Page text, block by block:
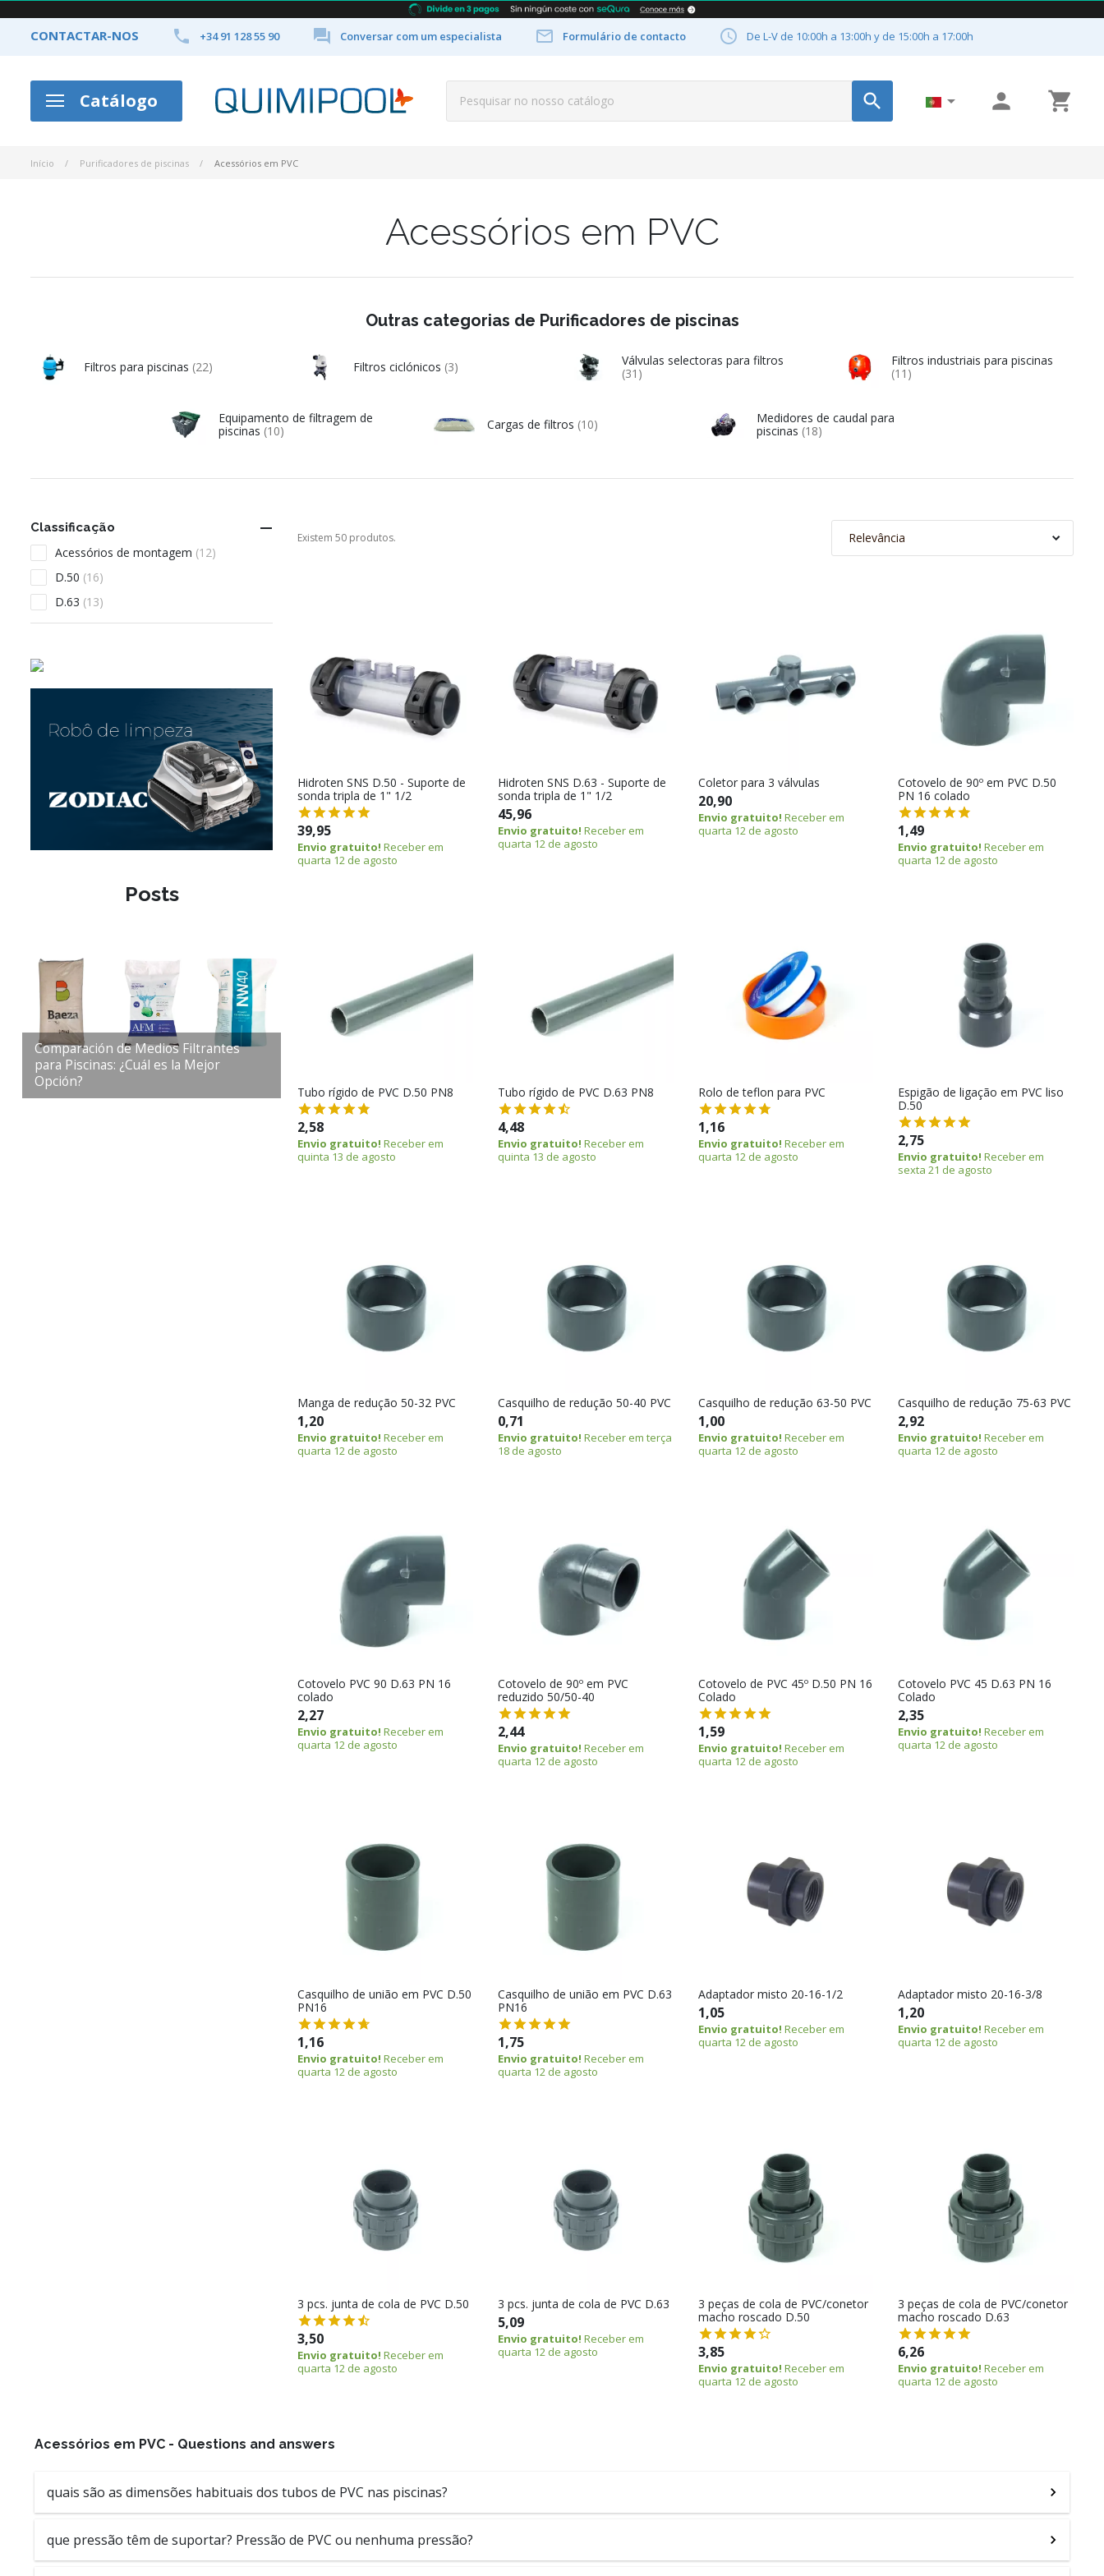
CONTACTAR-NOS  +34 91 128 55 90  Conversar com um especialista  Formulário de contacto  De L-V de 10:00h a 13:00h y de 15:00h a 17:00h
Catálogo    
Início Purificadores de piscinas Acessórios em PVC
Acessórios em PVC
Outras categorias de Purificadores de piscinas
Filtros para piscinas (22) Filtros ciclónicos (3)
Válvulas selectoras para filtros
(31)
Filtros industriais para piscinas
(11)
Equipamento de filtragem de
piscinas (10) Cargas de filtros (10)
Medidores de caudal para
piscinas (18)
Classificação 
Acessórios de montagem (12)
D.50 (16)
D.63 (13)
Posts
Comparación de Medios Filtrantes
para Piscinas: ¿Cuál es la Mejor
Opción?
Existem 50 produtos. Relevância
Hidroten SNS D.50 - Suporte de
sonda tripla de 1" 1/2
39,95
Envio gratuito! Receber em
quarta 12 de agosto
Hidroten SNS D.63 - Suporte de
sonda tripla de 1" 1/2
45,96
Envio gratuito! Receber em
quarta 12 de agosto
Coletor para 3 válvulas
20,90
Envio gratuito! Receber em
quarta 12 de agosto
Cotovelo de 90º em PVC D.50
PN 16 colado
1,49
Envio gratuito! Receber em
quarta 12 de agosto
Tubo rígido de PVC D.50 PN8
2,58
Envio gratuito! Receber em
quinta 13 de agosto
Tubo rígido de PVC D.63 PN8
4,48
Envio gratuito! Receber em
quinta 13 de agosto
Rolo de teflon para PVC
1,16
Envio gratuito! Receber em
quarta 12 de agosto
Espigão de ligação em PVC liso
D.50
2,75
Envio gratuito! Receber em
sexta 21 de agosto
Manga de redução 50-32 PVC
1,20
Envio gratuito! Receber em
quarta 12 de agosto
Casquilho de redução 50-40 PVC
0,71
Envio gratuito! Receber em terça
18 de agosto
Casquilho de redução 63-50 PVC
1,00
Envio gratuito! Receber em
quarta 12 de agosto
Casquilho de redução 75-63 PVC
2,92
Envio gratuito! Receber em
quarta 12 de agosto
Cotovelo PVC 90 D.63 PN 16
colado
2,27
Envio gratuito! Receber em
quarta 12 de agosto
Cotovelo de 90º em PVC
reduzido 50/50-40
2,44
Envio gratuito! Receber em
quarta 12 de agosto
Cotovelo de PVC 45º D.50 PN 16
Colado
1,59
Envio gratuito! Receber em
quarta 12 de agosto
Cotovelo PVC 45 D.63 PN 16
Colado
2,35
Envio gratuito! Receber em
quarta 12 de agosto
Casquilho de união em PVC D.50
PN16
1,16
Envio gratuito! Receber em
quarta 12 de agosto
Casquilho de união em PVC D.63
PN16
1,75
Envio gratuito! Receber em
quarta 12 de agosto
Adaptador misto 20-16-1/2
1,05
Envio gratuito! Receber em
quarta 12 de agosto
Adaptador misto 20-16-3/8
1,20
Envio gratuito! Receber em
quarta 12 de agosto
3 pcs. junta de cola de PVC D.50
3,50
Envio gratuito! Receber em
quarta 12 de agosto
3 pcs. junta de cola de PVC D.63
5,09
Envio gratuito! Receber em
quarta 12 de agosto
3 peças de cola de PVC/conetor
macho roscado D.50
3,85
Envio gratuito! Receber em
quarta 12 de agosto
3 peças de cola de PVC/conetor
macho roscado D.63
6,26
Envio gratuito! Receber em
quarta 12 de agosto
Acessórios em PVC - Questions and answers
quais são as dimensões habituais dos tubos de PVC nas piscinas?
que pressão têm de suportar? Pressão de PVC ou nenhuma pressão?